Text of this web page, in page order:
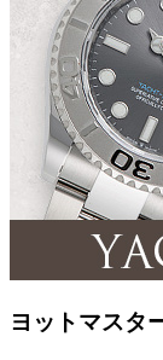
ヨットマスタ